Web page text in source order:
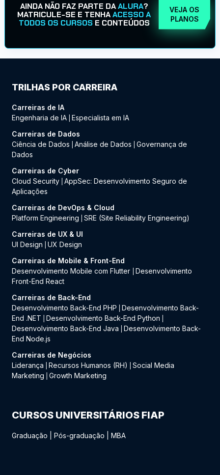
AINDA NÃO FAZ PARTE DAALURA?
MATRICULE-SE E TENHAACESSO A
TODOS OS CURSOS E CONTEÚDOS
VEJA OS
PLANOS
TRILHAS POR CARREIRA
Carreiras de IA
Engenharia de IA Especialista em IA
Carreiras de Dados
Ciência de Dados
Análise de Dados
Governança de
Dados
Carreiras de Cyber
Cloud Security AppSec: Desenvolvimento Seguro de
Aplicações
Carreiras de DevOps & Cloud
Platform Engineering
SRE (Site Reliability Engineering)
Carreiras de UX & UI
UI Design
UX Design
Carreiras de Mobile & Front-End
Desenvolvimento Mobile com Flutter
Desenvolvimento
Front-End React
Carreiras de Back-End
Desenvolvimento Back-End PHP
Desenvolvimento Back-
End .NET
Desenvolvimento Back-End Python
Desenvolvimento Back-End Java
Desenvolvimento Back-
End Node.js
Carreiras de Negócios
Liderança
Recursos Humanos (RH)
Social Media
Marketing
Growth Marketing
CURSOS UNIVERSITÁRIOS FIAP
Graduação Pós-graduação MBA